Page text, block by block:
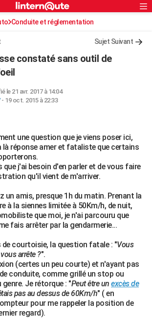
ville
S'inscrire
Connexion
Conduite et réglementation
Sujet Suivant
constaté sans outil de
le 21 avr. 2017 à 14:04
- 19 oct. 2015 à 22:33
une question que je viens poser ici,
là réponse amer et fataliste que certains
que j'ai besoin d'en parler et de vous faire
qu'il vient de m'arriver.
un amis, presque 1h du matin. Prenant la
à la siennes limitée à 50Km/h, de nuit,
que moi, je n'ai parcouru que
fais arrêter par la gendarmerie...
de courtoisie, la question fatale : "Vous
arrête ?".
(certes un peu courte) et n'ayant pas
conduite, comme grillé un stop ou
Je rétorque : "Peut être un excès de
pas au dessus de 60Km/h" ( en
pour me rappeler la position de
regard).